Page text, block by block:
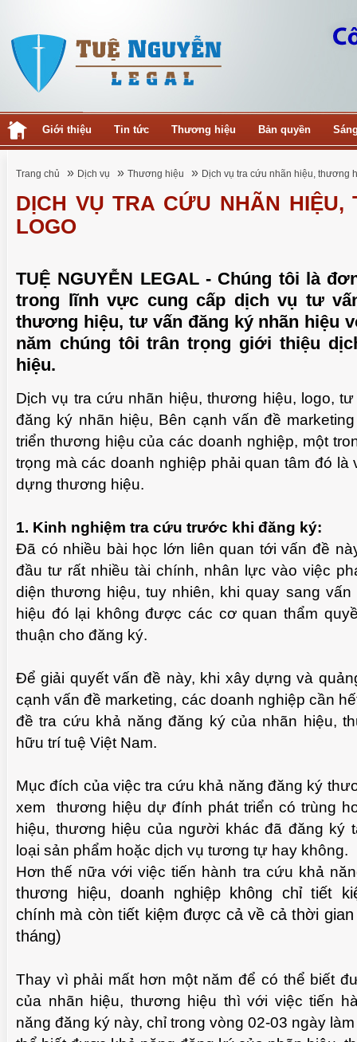
Giới thiệu Tin tức Thương hiệu Bản quyền
Trang chủ » Dịch vụ » Thương hiệu » Dịch vụ tra cứu nhãn hiệu, thương
DỊCH VỤ TRA CỨU NHÃN HIỆU,
LOGO
TUỆ NGUYỄN LEGAL - Chúng tôi là
trong lĩnh vực cung cấp dịch vụ tư
thương hiệu, tư vấn đăng ký nhãn hiệu
năm chúng tôi trân trọng giới thiệu
hiệu.
Dịch vụ tra cứu nhãn hiệu, thương hiệu, logo,
đăng ký nhãn hiệu, Bên cạnh vấn đề
triển thương hiệu của các doanh nghiệp, một
trọng mà các doanh nghiệp phải quan tâm đó là
dựng thương hiệu.
1. Kinh nghiệm tra cứu trước khi đăng ký:
Đã có nhiều bài học lớn liên quan tới vấn đề
đầu tư rất nhiều tài chính, nhân lực vào việc
diện thương hiệu, tuy nhiên, khi quay sang
hiệu đó lại không được các cơ quan thẩm
thuận cho đăng ký.
Để giải quyết vấn đề này, khi xây dựng và
cạnh vấn đề marketing, các doanh nghiệp cần
đề tra cứu khả năng đăng ký của nhãn hiệu,
hữu trí tuệ Việt Nam.
Mục đích của việc tra cứu khả năng đăng ký
xem thương hiệu dự đính phát triển có trùng
hiệu, thương hiệu của người khác đã đăng ký
loại sản phẩm hoặc dịch vụ tương tự hay không.
Hơn thế nữa với việc tiến hành tra cứu khả
thương hiệu, doanh nghiệp không chỉtiết
chính mà còn tiết kiệm được cả về cảthời
tháng)
Thay vì phải mất hơn một năm để có thể biết
của nhãn hiệu, thương hiệu thì với việc tiến
năng đăng ký này, chỉ trong vòng 02-03 ngày
TUỆ